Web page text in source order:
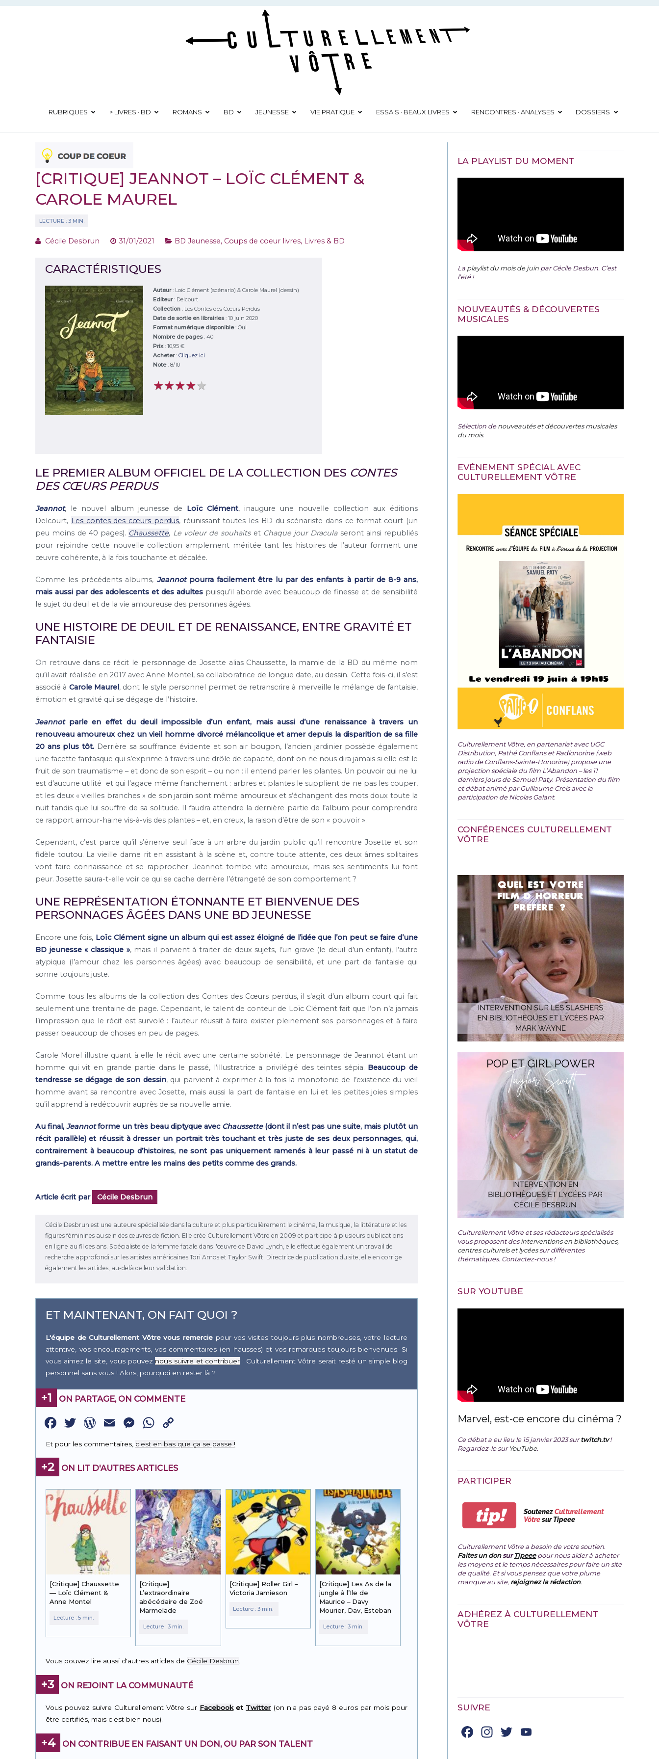
Aller
RUBRIQUES > LIVRES · BD ROMANS BD JEUNESSE VIE PRATIQUE ESSAIS · BEAUX LIVRES RENCONTRES · ANALYSES DOSSIERS
[CRITIQUE] JEANNOT – LOÏC CLÉMENT &
CAROLE MAUREL
Cécile Desbrun 31/01/2021 BD Jeunesse, Coups de coeur livres, Livres & BD
CARACTÉRISTIQUES
Auteur: Loïc Clément (scénario) & Carole Maurel (dessin)
Editeur: Delcourt
Collection : Les Contes des Cœurs Perdus
Date de sortie en librairies: 10 juin 2020
Format numérique disponible: Oui
Nombre de pages: 40
Prix: 10,95 €
Acheter: Cliquez ici
Note: 8/10
★★★★★
★★★★★
LE PREMIER ALBUM OFFICIEL DE LA COLLECTION DES CONTES
DES CŒURS PERDUS
Jeannot, le nouvel album jeunesse de Loïc Clément, inaugure une nouvelle collection aux éditions
Delcourt, Les contes des cœurs perdus, réunissant toutes les BD du scénariste dans ce format court (un
peu moins de 40 pages). Chaussette, Le voleur de souhaitset Chaque jour Draculaseront ainsi republiés
pour rejoindre cette nouvelle collection amplement méritée tant les histoires de l’auteur forment une
œuvre cohérente, à la fois touchante et décalée.
Comme les précédents albums, Jeannotpourra facilement être lu par des enfants à partir de 8-9 ans,
mais aussi par des adolescents et des adultes puisqu’il aborde avec beaucoup de finesse et de sensibilité
le sujet du deuil et de la vie amoureuse des personnes âgées.
UNE HISTOIRE DE DEUIL ET DE RENAISSANCE, ENTRE GRAVITÉ ET
FANTAISIE
On retrouve dans ce récit le personnage de Josette alias Chaussette, la mamie de la BD du même nom
qu’il avait réalisée en 2017 avec Anne Montel, sa collaboratrice de longue date, au dessin. Cette fois-ci, il s’est
associé à Carole Maurel , dont le style personnel permet de retranscrire à merveille le mélange de fantaisie,
émotion et gravité qui se dégage de l’histoire.
Jeannotparle en effet du deuil impossible d’un enfant, mais aussi d’une renaissance à travers un
renouveau amoureux chez un vieil homme divorcé mélancolique et amer depuis la disparition de sa fille
20 ans plus tôt. Derrière sa souffrance évidente et son air bougon, l’ancien jardinier possède également
une facette fantasque qui s’exprime à travers une drôle de capacité, dont on ne nous dira jamais si elle est le
fruit de son traumatisme – et donc de son esprit – ou non : il entend parler les plantes. Un pouvoir qui ne lui
est d’aucune utilité et qui l’agace même franchement : arbres et plantes le supplient de ne pas les couper,
et les deux « vieilles branches » de son jardin sont même amoureux et s’échangent des mots doux toute la
nuit tandis que lui souffre de sa solitude. Il faudra attendre la dernière partie de l’album pour comprendre
ce rapport amour-haine vis-à-vis des plantes – et, en creux, la raison d’être de son « pouvoir ».
Cependant, c’est parce qu’il s’énerve seul face à un arbre du jardin public qu’il rencontre Josette et son
fidèle toutou. La vieille dame rit en assistant à la scène et, contre toute attente, ces deux âmes solitaires
vont faire connaissance et se rapprocher. Jeannot tombe vite amoureux, mais ses sentiments lui font
peur. Josette saura-t-elle voir ce qui se cache derrière l’étrangeté de son comportement ?
UNE REPRÉSENTATION ÉTONNANTE ET BIENVENUE DES
PERSONNAGES ÂGÉES DANS UNE BD JEUNESSE
Encore une fois, Loïc Clément signe un album qui est assez éloigné de l’idée que l’on peut se faire d’une
BD jeunesse « classique », mais il parvient à traiter de deux sujets, l’un grave (le deuil d’un enfant), l’autre
atypique (l’amour chez les personnes âgées) avec beaucoup de sensibilité, et une part de fantaisie qui
sonne toujours juste.
Comme tous les albums de la collection des Contes des Cœurs perdus, il s’agit d’un album court qui fait
seulement une trentaine de page. Cependant, le talent de conteur de Loïc Clément fait que l’on n’a jamais
l’impression que le récit est survolé : l’auteur réussit à faire exister pleinement ses personnages et à faire
passer beaucoup de choses en peu de pages.
Carole Morel illustre quant à elle le récit avec une certaine sobriété. Le personnage de Jeannot étant un
homme qui vit en grande partie dans le passé, l’illustratrice a privilégié des teintes sépia. Beaucoup de
tendresse se dégage de son dessin, qui parvient à exprimer à la fois la monotonie de l’existence du vieil
homme avant sa rencontre avec Josette, mais aussi la part de fantaisie en lui et les petites joies simples
qu’il apprend à redécouvrir auprès de sa nouvelle amie.
Au final, Jeannotforme un très beau diptyque avec Chaussette(dont il n’est pas une suite, mais plutôt un
récit parallèle) et réussit à dresser un portrait très touchant et très juste de ses deux personnages, qui,
contrairement à beaucoup d’histoires, ne sont pas uniquement ramenés à leur passé ni à un statut de
grands-parents. A mettre entre les mains des petits comme des grands.
Article écrit par Cécile Desbrun
Cécile Desbrun est une auteure spécialisée dans la culture et plus particulièrement le cinéma, la musique, la littérature et les
figures féminines au sein des œuvres de fiction. Elle crée Culturellement Vôtre en 2009 et participe à plusieurs publications
en ligne au fil des ans. Spécialiste de la femme fatale dans l'œuvre de David Lynch, elle effectue également un travail de
recherche approfondi sur les artistes américaines Tori Amos et Taylor Swift. Directrice de publication du site, elle en corrige
également les articles, au-delà de leur validation.
ET MAINTENANT, ON FAIT QUOI ?
L'équipe de Culturellement Vôtre vous remercie pour vos visites toujours plus nombreuses, votre lecture
attentive, vos encouragements, vos commentaires (en hausses) et vos remarques toujours bienvenues. Si
vous aimez le site, vous pouvez nous suivre et contribuer : Culturellement Vôtre serait resté un simple blog
personnel sans vous ! Alors, pourquoi en rester là ?
+1 ON PARTAGE, ON COMMENTE
Facebook
Twitter
WordPress
EmailMessenger
WhatsApp
Link
Et pour les commentaires, c'est en bas que ça se passe !
+2 ON LIT D'AUTRES ARTICLES
[Critique] Chaussette
— Loïc Clément &
Anne Montel
[Critique]
L’extraordinaire
abécédaire de Zoé
Marmelade
[Critique] Roller Girl –
Victoria Jamieson
[Critique] Les As de la
jungle à l’Ile de
Maurice – Davy
Mourier, Dav, Esteban
Vous pouvez lire aussi d'autres articles de Cécile Desbrun.
+3 ON REJOINT LA COMMUNAUTÉ
Vous pouvez suivre Culturellement Vôtre sur Facebooket Twitter(on n'a pas payé 8 euros par mois pour
être certifiés, mais c'est bien nous).
+4 ON CONTRIBUE EN FAISANT UN DON, OU PAR SON TALENT
LA PLAYLIST DU MOMENT
La playlist du mois de juin par Cécile Desbun. C’est
l’été !
NOUVEAUTÉS & DÉCOUVERTES
MUSICALES
Sélection denouveautés et découvertes musicales
du mois.
EVÉNEMENT SPÉCIAL AVEC
CULTURELLEMENT VÔTRE
Culturellement Vôtre, en partenariat avec UGC
Distribution, Pathé Conflans et Radionorine (web
radio de Conflans-Sainte-Honorine) propose une
projection spéciale du film L’Abandon – les 11
derniers jours de Samuel Paty. Présentation du film
et débat animé par Guillaume Creis avec la
participation de Nicolas Galant.
CONFÉRENCES CULTURELLEMENT
VÔTRE
Culturellement Vôtre et ses rédacteurs spécialisés
vous proposent desinterventions en bibliothèques,
centres culturels et lycéessur différentes
thématiques. Contactez-nous !
SUR YOUTUBE
Marvel, est-ce encore du cinéma ?
Ce débat a eu lieu le 15 janvier 2023 surtwitch.tv !
Regardez-le surYouTube.
PARTICIPER
tip! SoutenezCulturellement
Vôtresur Tipeee
Culturellement Vôtre a besoin de votre soutien.
Faites un donsurTipeeepour nous aider à acheter
les moyens et le temps nécessaires pour faire un site
de qualité. Et si vous pensez que votre plume
manque au site, rejoignez la rédaction.
ADHÉREZ À CULTURELLEMENT
VÔTRE
SUIVRE
Facebook
Instagram
Twitter